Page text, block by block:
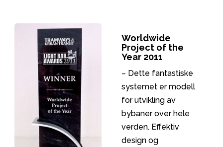
var en del av det
totale
utviklet for
Bybanen.
Designgruppen bak
designet besto av
Fuggibaggi Design,
Worldwide
Project of the
Year 2011
– Dette fantastiske
systemet er modell
for utvikling av
bybaner over hele
verden. Effektiv
design og